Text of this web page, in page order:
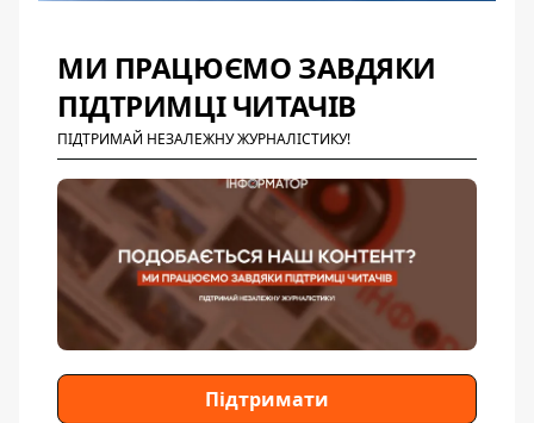
МИ ПРАЦЮЄМО ЗАВДЯКИ
ПІДТРИМЦІ ЧИТАЧІВ
ПІДТРИМАЙ НЕЗАЛЕЖНУ ЖУРНАЛІСТИКУ!
Підтримати